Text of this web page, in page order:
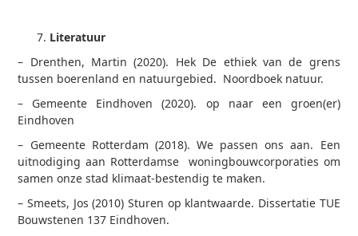
Literatuur
– Drenthen, Martin (2020). Hek De ethiek van de grens
tussen boerenland en natuurgebied. Noordboek natuur.
– Gemeente Eindhoven (2020). op naar een groen(er)
Eindhoven
– Gemeente Rotterdam (2018). We passen ons aan. Een
uitnodiging aan Rotterdamse woningbouwcorporaties om
samen onze stad klimaat-bestendig te maken.
– Smeets, Jos (2010) Sturen op klantwaarde. Dissertatie TUE
Bouwstenen 137 Eindhoven.